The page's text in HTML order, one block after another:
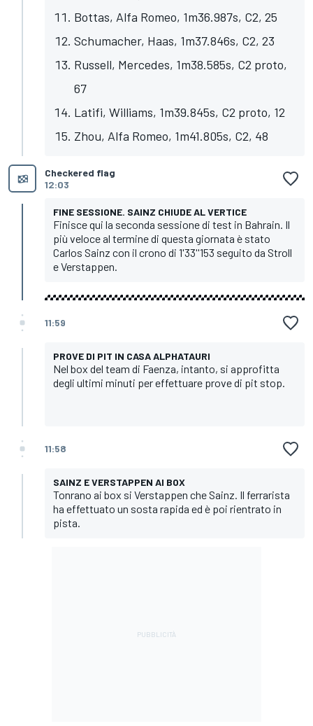
Bottas, Alfa Romeo, 1m36.987s, C2, 25
Schumacher, Haas, 1m37.846s, C2, 23
Russell, Mercedes, 1m38.585s, C2 proto,
67
Latifi, Williams, 1m39.845s, C2 proto, 12
Zhou, Alfa Romeo, 1m41.805s, C2, 48
Checkered flag
12:03
FINE SESSIONE. SAINZ CHIUDE AL VERTICE
Finisce qui la seconda sessione di test in Bahrain. Il
più veloce al termine di questa giornata è stato
Carlos Sainz con il crono di 1'33''153 seguito da Stroll
e Verstappen.
11:59
PROVE DI PIT IN CASA ALPHATAURI
Nel box del team di Faenza, intanto, si approfitta
degli ultimi minuti per effettuare prove di pit stop.
11:58
SAINZ E VERSTAPPEN AI BOX
Tonrano ai box si Verstappen che Sainz. Il ferrarista
ha effettuato un sosta rapida ed è poi rientrato in
pista.